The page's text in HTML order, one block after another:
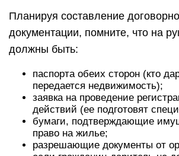
Планируя составление
документации, помните, что на
должны быть:
паспорта обеих сторон (кто
передается недвижимость);
заявка на проведение
действий (ее подготовят
бумаги, подтверждающие
право на жилье;
разрешающие документы от